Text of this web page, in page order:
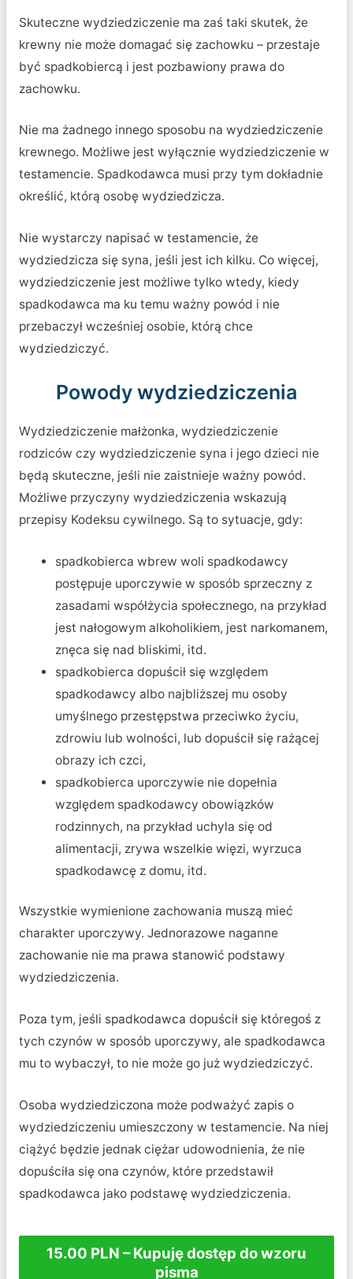
Skuteczne wydziedziczenie ma zaś taki skutek, że
krewny nie może domagać się zachowku – przestaje
być spadkobiercą i jest pozbawiony prawa do
zachowku.
Nie ma żadnego innego sposobu na wydziedziczenie
krewnego. Możliwe jest wyłącznie wydziedziczenie w
testamencie. Spadkodawca musi przy tym dokładnie
określić, którą osobę wydziedzicza.
Nie wystarczy napisać w testamencie, że
wydziedzicza się syna, jeśli jest ich kilku. Co więcej,
wydziedziczenie jest możliwe tylko wtedy, kiedy
spadkodawca ma ku temu ważny powód i nie
przebaczył wcześniej osobie, którą chce
wydziedziczyć.
Powody wydziedziczenia
Wydziedziczenie małżonka, wydziedziczenie
rodziców czy wydziedziczenie syna i jego dzieci nie
będą skuteczne, jeśli nie zaistnieje ważny powód.
Możliwe przyczyny wydziedziczenia wskazują
przepisy Kodeksu cywilnego. Są to sytuacje, gdy:
spadkobierca wbrew woli spadkodawcy
postępuje uporczywie w sposób sprzeczny z
zasadami współżycia społecznego, na przykład
jest nałogowym alkoholikiem, jest narkomanem,
znęca się nad bliskimi, itd.
spadkobierca dopuścił się względem
spadkodawcy albo najbliższej mu osoby
umyślnego przestępstwa przeciwko życiu,
zdrowiu lub wolności, lub dopuścił się rażącej
obrazy ich czci,
spadkobierca uporczywie nie dopełnia
względem spadkodawcy obowiązków
rodzinnych, na przykład uchyla się od
alimentacji, zrywa wszelkie więzi, wyrzuca
spadkodawcę z domu, itd.
Wszystkie wymienione zachowania muszą mieć
charakter uporczywy. Jednorazowe naganne
zachowanie nie ma prawa stanowić podstawy
wydziedziczenia.
Poza tym, jeśli spadkodawca dopuścił się któregoś z
tych czynów w sposób uporczywy, ale spadkodawca
mu to wybaczył, to nie może go już wydziedziczyć.
Osoba wydziedziczona może podważyć zapis o
wydziedziczeniu umieszczony w testamencie. Na niej
ciążyć będzie jednak ciężar udowodnienia, że nie
dopuściła się ona czynów, które przedstawił
spadkodawca jako podstawę wydziedziczenia.
15.00 PLN – Kupuję dostęp do wzoru
pisma